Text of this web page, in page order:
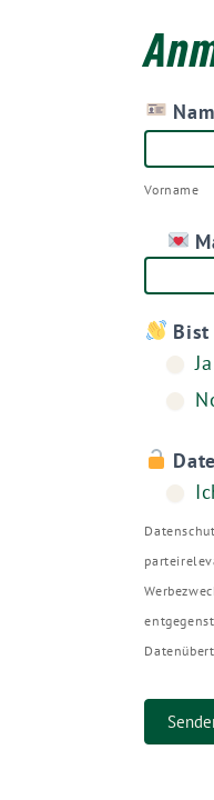
2024
Zoom
Vorname
Bist
Ja